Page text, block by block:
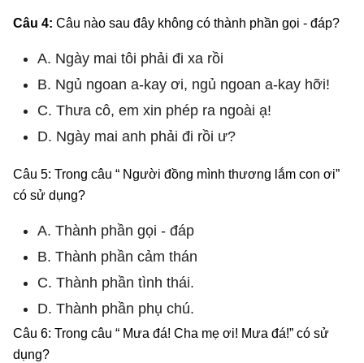
Câu 4: Câu nào sau đây không có thành phần gọi - đáp?
A. Ngày mai tôi phải đi xa rồi
B. Ngủ ngoan a-kay ơi, ngủ ngoan a-kay hỡi!
C. Thưa cô, em xin phép ra ngoài ạ!
D. Ngày mai anh phải đi rồi ư?
Câu 5: Trong câu “ Người đồng mình thương lắm con ơi”
có sử dụng?
A. Thành phần gọi - đáp
B. Thành phần cảm thán
C. Thành phần tình thái.
D. Thành phần phụ chú.
Câu 6: Trong câu “ Mưa đá! Cha mẹ ơi! Mưa đá!” có sử
dụng?